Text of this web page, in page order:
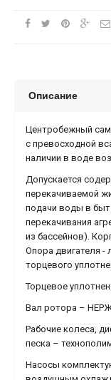
Описание
Центробежный
с превосходной
наличии в воде
Допускается
перекачиваемой
подачи воды в
перекачивания
из бассейнов).
Опора двигателя
торцевого
Торцевое
Вал ротора –
Рабочие колеса,
песка –
Насосы